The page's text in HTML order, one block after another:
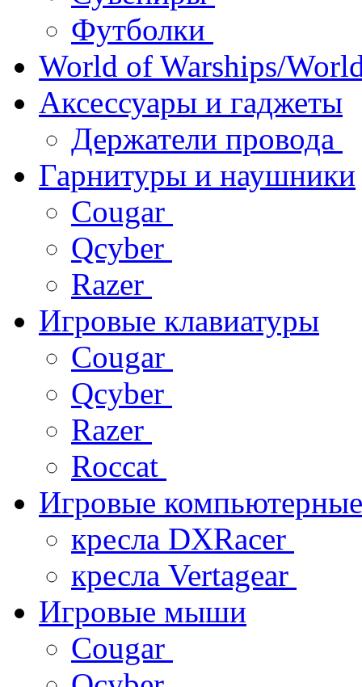
Футболки
World of Warships/
Аксессуары и гаджеты
Держатели провода
Гарнитуры и наушники
Cougar
Qcyber
Razer
Игровые клавиатуры
Cougar
Qcyber
Razer
Roccat
Игровые
кресла DXRacer
кресла Vertagear
Игровые мыши
Cougar